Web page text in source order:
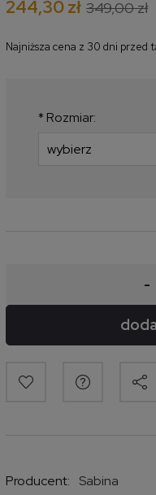
244,30 zł 349,00 zł
Najniższa cena z 30 dni przed
* Rozmiar:
-
Producent:
Sabina